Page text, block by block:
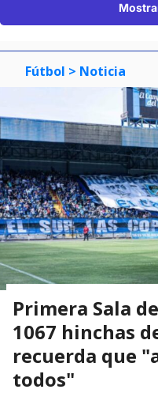
Fútbol > Noticia
Primera Sala
1067 hinchas
recuerda que
todos"